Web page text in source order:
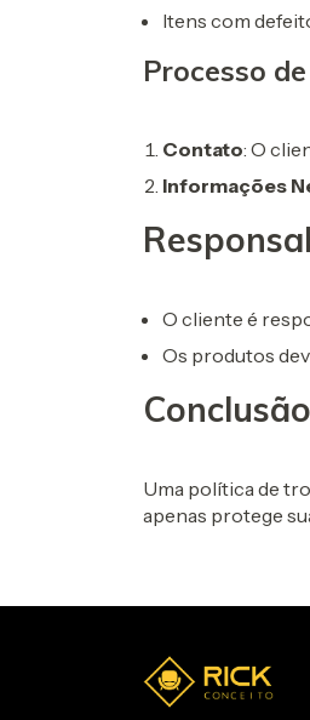
Itens com
Processo
Contato: O
Informações
O cliente é
Os produtos
Conclusão
Uma política de
apenas protege